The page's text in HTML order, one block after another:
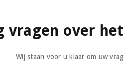
vragen over
Wij staan voor u klaar om uw